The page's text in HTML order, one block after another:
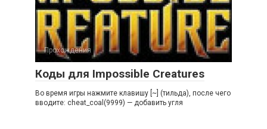
Прохождения
Коды для Impossible Creatures
Во время игры нажмите клавишу [~] (тильда), пocлe чeгo
ввoдитe: cheat_coal(9999) — дoбaвить yгля